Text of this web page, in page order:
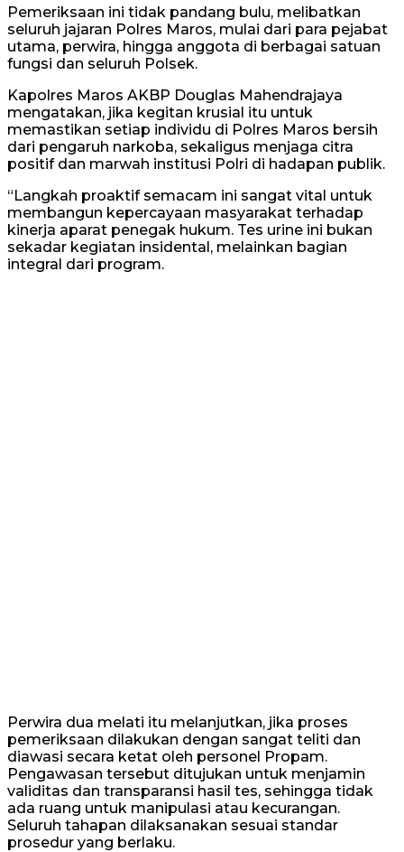
Pemeriksaan ini tidak pandang bulu, melibatkan
seluruh jajaran Polres Maros, mulai dari para pejabat
utama, perwira, hingga anggota di berbagai satuan
fungsi dan seluruh Polsek.
Kapolres Maros AKBP Douglas Mahendrajaya
mengatakan, jika kegitan krusial itu untuk
memastikan setiap individu di Polres Maros bersih
dari pengaruh narkoba, sekaligus menjaga citra
positif dan marwah institusi Polri di hadapan publik.
“Langkah proaktif semacam ini sangat vital untuk
membangun kepercayaan masyarakat terhadap
kinerja aparat penegak hukum. Tes urine ini bukan
sekadar kegiatan insidental, melainkan bagian
integral dari program.
Perwira dua melati itu melanjutkan, jika proses
pemeriksaan dilakukan dengan sangat teliti dan
diawasi secara ketat oleh personel Propam.
Pengawasan tersebut ditujukan untuk menjamin
validitas dan transparansi hasil tes, sehingga tidak
ada ruang untuk manipulasi atau kecurangan.
Seluruh tahapan dilaksanakan sesuai standar
prosedur yang berlaku.